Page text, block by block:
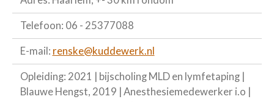
Telefoon: 06 - 25377088
E-mail: renske@kuddewerk.nl
Opleiding: 2021 | bijscholing MLD en lymfetaping |
Blauwe Hengst, 2019 | Anesthesiemedewerker i.o |